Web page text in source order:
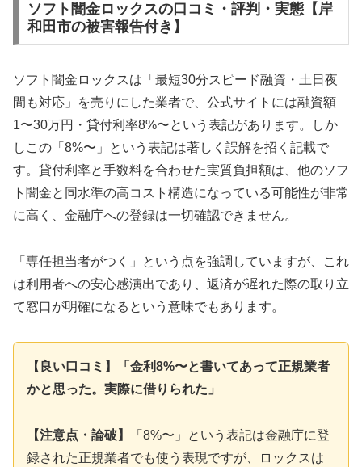
ソフト闇金ロックスの口コミ・評判・実態【岸
和田市の被害報告付き】
ソフト闇金ロックスは「最短30分スピード融資・土日夜
間も対応」を売りにした業者で、公式サイトには融資額
1〜30万円・貸付利率8%〜という表記があります。しか
しこの「8%〜」という表記は著しく誤解を招く記載で
す。貸付利率と手数料を合わせた実質負担額は、他のソフ
ト闇金と同水準の高コスト構造になっている可能性が非常
に高く、金融庁への登録は一切確認できません。
「専任担当者がつく」という点を強調していますが、これ
は利用者への安心感演出であり、返済が遅れた際の取り立
て窓口が明確になるという意味でもあります。
【良い口コミ】「金利8%〜と書いてあって正規業者
かと思った。実際に借りられた」
【注意点・論破】
「8%〜」という表記は金融庁に登
録された正規業者でも使う表現ですが、ロックスは